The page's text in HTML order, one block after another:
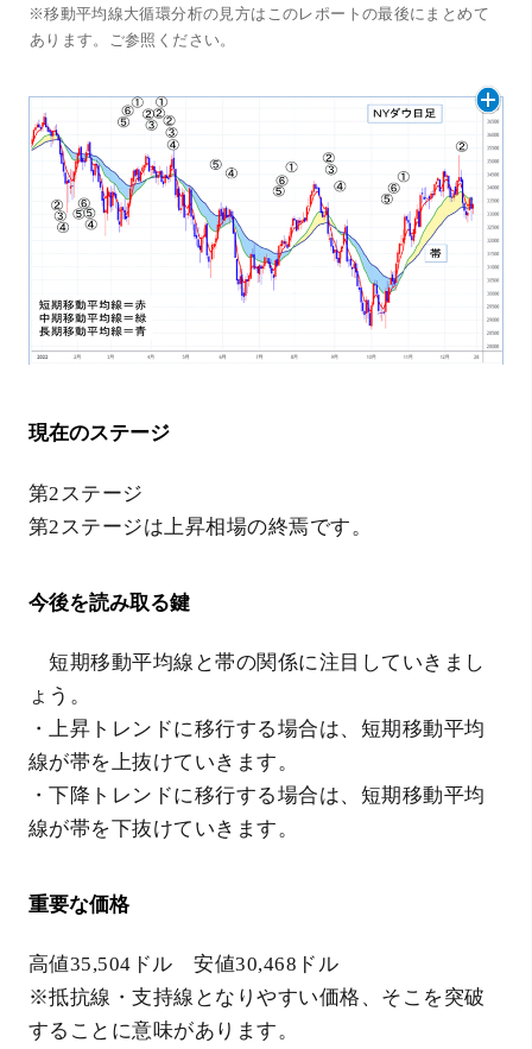
※移動平均線大循環分析の見方はこのレポートの最後にまとめて
あります。ご参照ください。
現在のステージ
第2ステージ
第2ステージは上昇相場の終焉です。
今後を読み取る鍵
短期移動平均線と帯の関係に注目していきまし
ょう。
・上昇トレンドに移行する場合は、短期移動平均
線が帯を上抜けていきます。
・下降トレンドに移行する場合は、短期移動平均
線が帯を下抜けていきます。
重要な価格
高値35,504ドル 安値30,468ドル
※抵抗線・支持線となりやすい価格、そこを突破
することに意味があります。